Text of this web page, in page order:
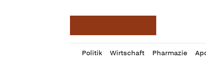
Politik Wirtschaft Pharmazie
Profil
öffnen
Daz
Pur